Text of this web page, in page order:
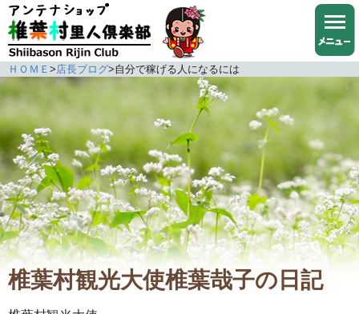
ＨＯＭＥ >店長ブログ>自分で稼げる人になるには
椎葉村観光大使椎葉哉子の日記